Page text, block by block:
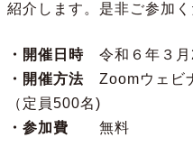
紹介します。是非ご参加く
・開催日時令和６年３月
・開催方法Zoomウェビ
（定員500名)
・参加費 無料